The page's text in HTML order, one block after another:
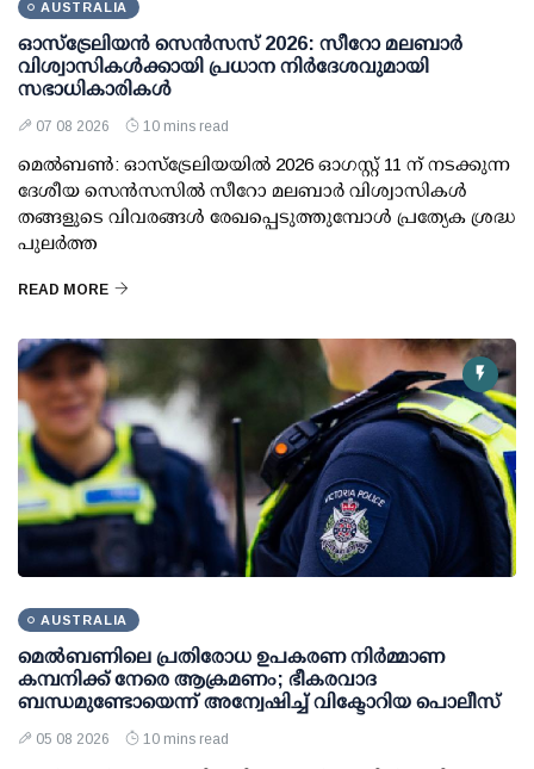
AUSTRALIA
ഓസ്ട്രേലിയൻ സെൻസസ് 2026: സീറോ മലബാർ
വിശ്വാസികൾക്കായി പ്രധാന നിർദേശവുമായി
സഭാധികാരികൾ
07 08 2026 10 mins read
മെൽബൺ: ഓസ്ട്രേലിയയിൽ 2026 ഓഗസ്റ്റ് 11 ന് നടക്കുന്ന
ദേശീയ സെൻസസിൽ സീറോ മലബാർ വിശ്വാസികൾ
തങ്ങളുടെ വിവരങ്ങൾ രേഖപ്പെടുത്തുമ്പോൾ പ്രത്യേക ശ്രദ്ധ
പുലർത്ത
READ MORE
AUSTRALIA
മെല്‍ബണിലെ പ്രതിരോധ ഉപകരണ നിര്‍മ്മാണ
കമ്പനിക്ക് നേരെ ആക്രമണം; ഭീകരവാദ
ബന്ധമുണ്ടോയെന്ന് അന്വേഷിച്ച് വിക്ടോറിയ പൊലീസ്
05 08 2026 10 mins read